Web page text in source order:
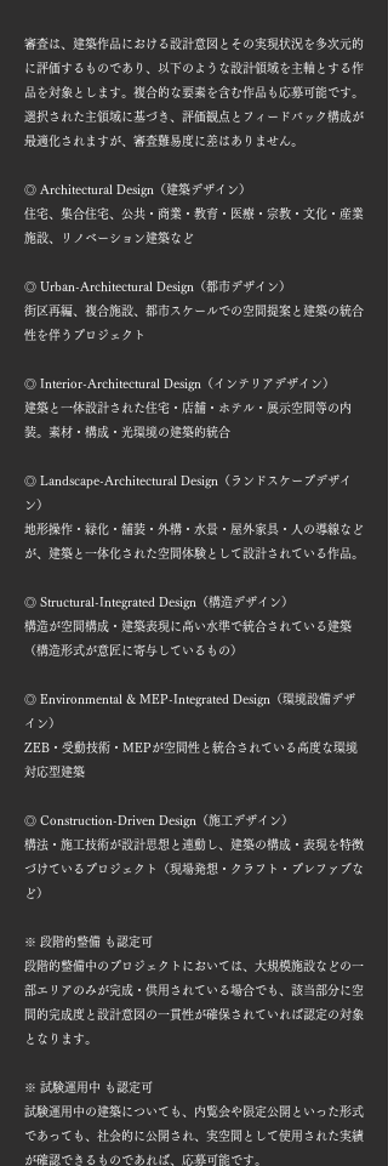
審査は、建築作品における設計意図とその実現状況を多次元的
に評価するものであり、以下のような設計領域を主軸とする作
品を対象とします。複合的な要素を含む作品も応募可能です。
選択された主領域に基づき、評価観点とフィードバック構成が
最適化されますが、審査難易度に差はありません。
◎ Architectural Design（建築デザイン）
住宅、集合住宅、公共・商業・教育・医療・宗教・文化・産業
施設、リノベーション建築など
◎ Urban-Architectural Design（都市デザイン）
街区再編、複合施設、都市スケールでの空間提案と建築の統合
性を伴うプロジェクト
◎ Interior-Architectural Design（インテリアデザイン）
建築と一体設計された住宅・店舗・ホテル・展示空間等の内
装。素材・構成・光環境の建築的統合
◎ Landscape-Architectural Design（ランドスケープデザイ
ン）
地形操作・緑化・舗装・外構・水景・屋外家具・人の導線など
が、建築と一体化された空間体験として設計されている作品。
◎ Structural-Integrated Design（構造デザイン）
構造が空間構成・建築表現に高い水準で統合されている建築
（構造形式が意匠に寄与しているもの）
◎ Environmental & MEP-Integrated Design（環境設備デザ
イン）
ZEB・受動技術・MEPが空間性と統合されている高度な環境
対応型建築
◎ Construction-Driven Design（施工デザイン）
構法・施工技術が設計思想と連動し、建築の構成・表現を特徴
づけているプロジェクト（現場発想・クラフト・プレファブな
ど）
※ 段階的整備 も認定可
段階的整備中のプロジェクトにおいては、大規模施設などの一
部エリアのみが完成・供用されている場合でも、該当部分に空
間的完成度と設計意図の一貫性が確保されていれば認定の対象
となります。
※ 試験運用中 も認定可
試験運用中の建築についても、内覧会や限定公開といった形式
であっても、社会的に公開され、実空間として使用された実績
が確認できるものであれば、応募可能です。